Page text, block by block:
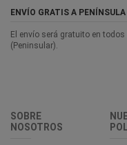
ENVÍO GRATIS A PENÍNSULA
El envío será gratuito en
(Peninsular).
SOBRE
NOSOTROS